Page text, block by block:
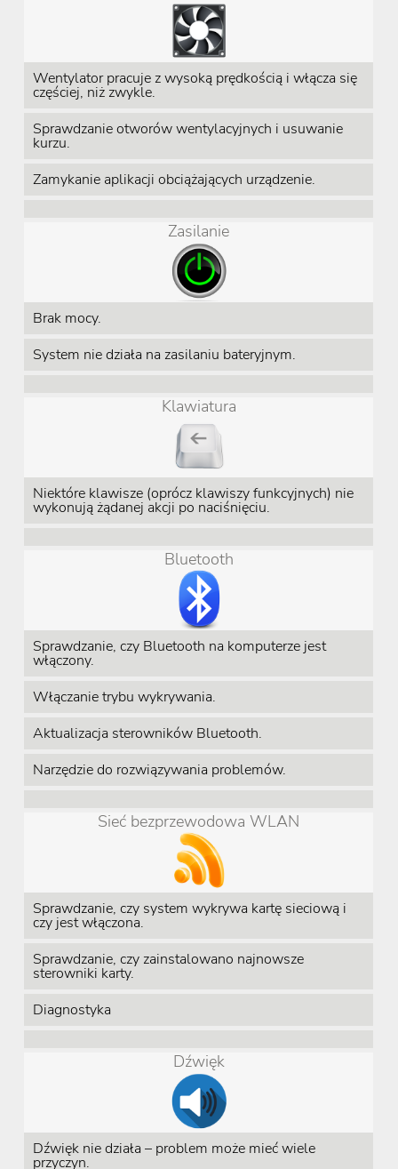
Wentylator pracuje z wysoką prędkością i włącza się
częściej, niż zwykle.
Sprawdzanie otworów wentylacyjnych i usuwanie
kurzu.
Zamykanie aplikacji obciążających urządzenie.
Zasilanie
Brak mocy.
System nie działa na zasilaniu bateryjnym.
Klawiatura
Niektóre klawisze (oprócz klawiszy funkcyjnych) nie
wykonują żądanej akcji po naciśnięciu.
Bluetooth
Sprawdzanie, czy Bluetooth na komputerze jest
włączony.
Włączanie trybu wykrywania.
Aktualizacja sterowników Bluetooth.
Narzędzie do rozwiązywania problemów.
Sieć bezprzewodowa WLAN
Sprawdzanie, czy system wykrywa kartę sieciową i
czy jest włączona.
Sprawdzanie, czy zainstalowano najnowsze
sterowniki karty.
Diagnostyka
Dźwięk
Dźwięk nie działa – problem może mieć wiele
przyczyn.